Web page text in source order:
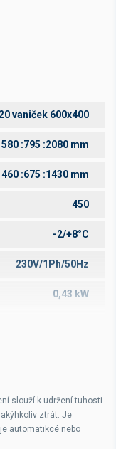
20 vaniček 600x400
580 :795 :2080 mm
460 :675 :1430 mm
450
-2/+8°C
230V/1Ph/50Hz
0,43 kW
125 kg
slouží k udržení tuhosti
ztrát. Je
automatikcé nebo